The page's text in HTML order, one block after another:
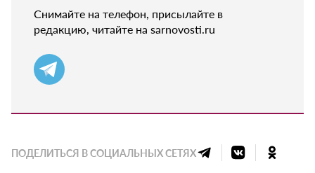
Снимайте на телефон, присылайте в
редакцию, читайте на sarnovosti.ru
ПОДЕЛИТЬСЯ В СОЦИАЛЬНЫХ СЕТЯХ